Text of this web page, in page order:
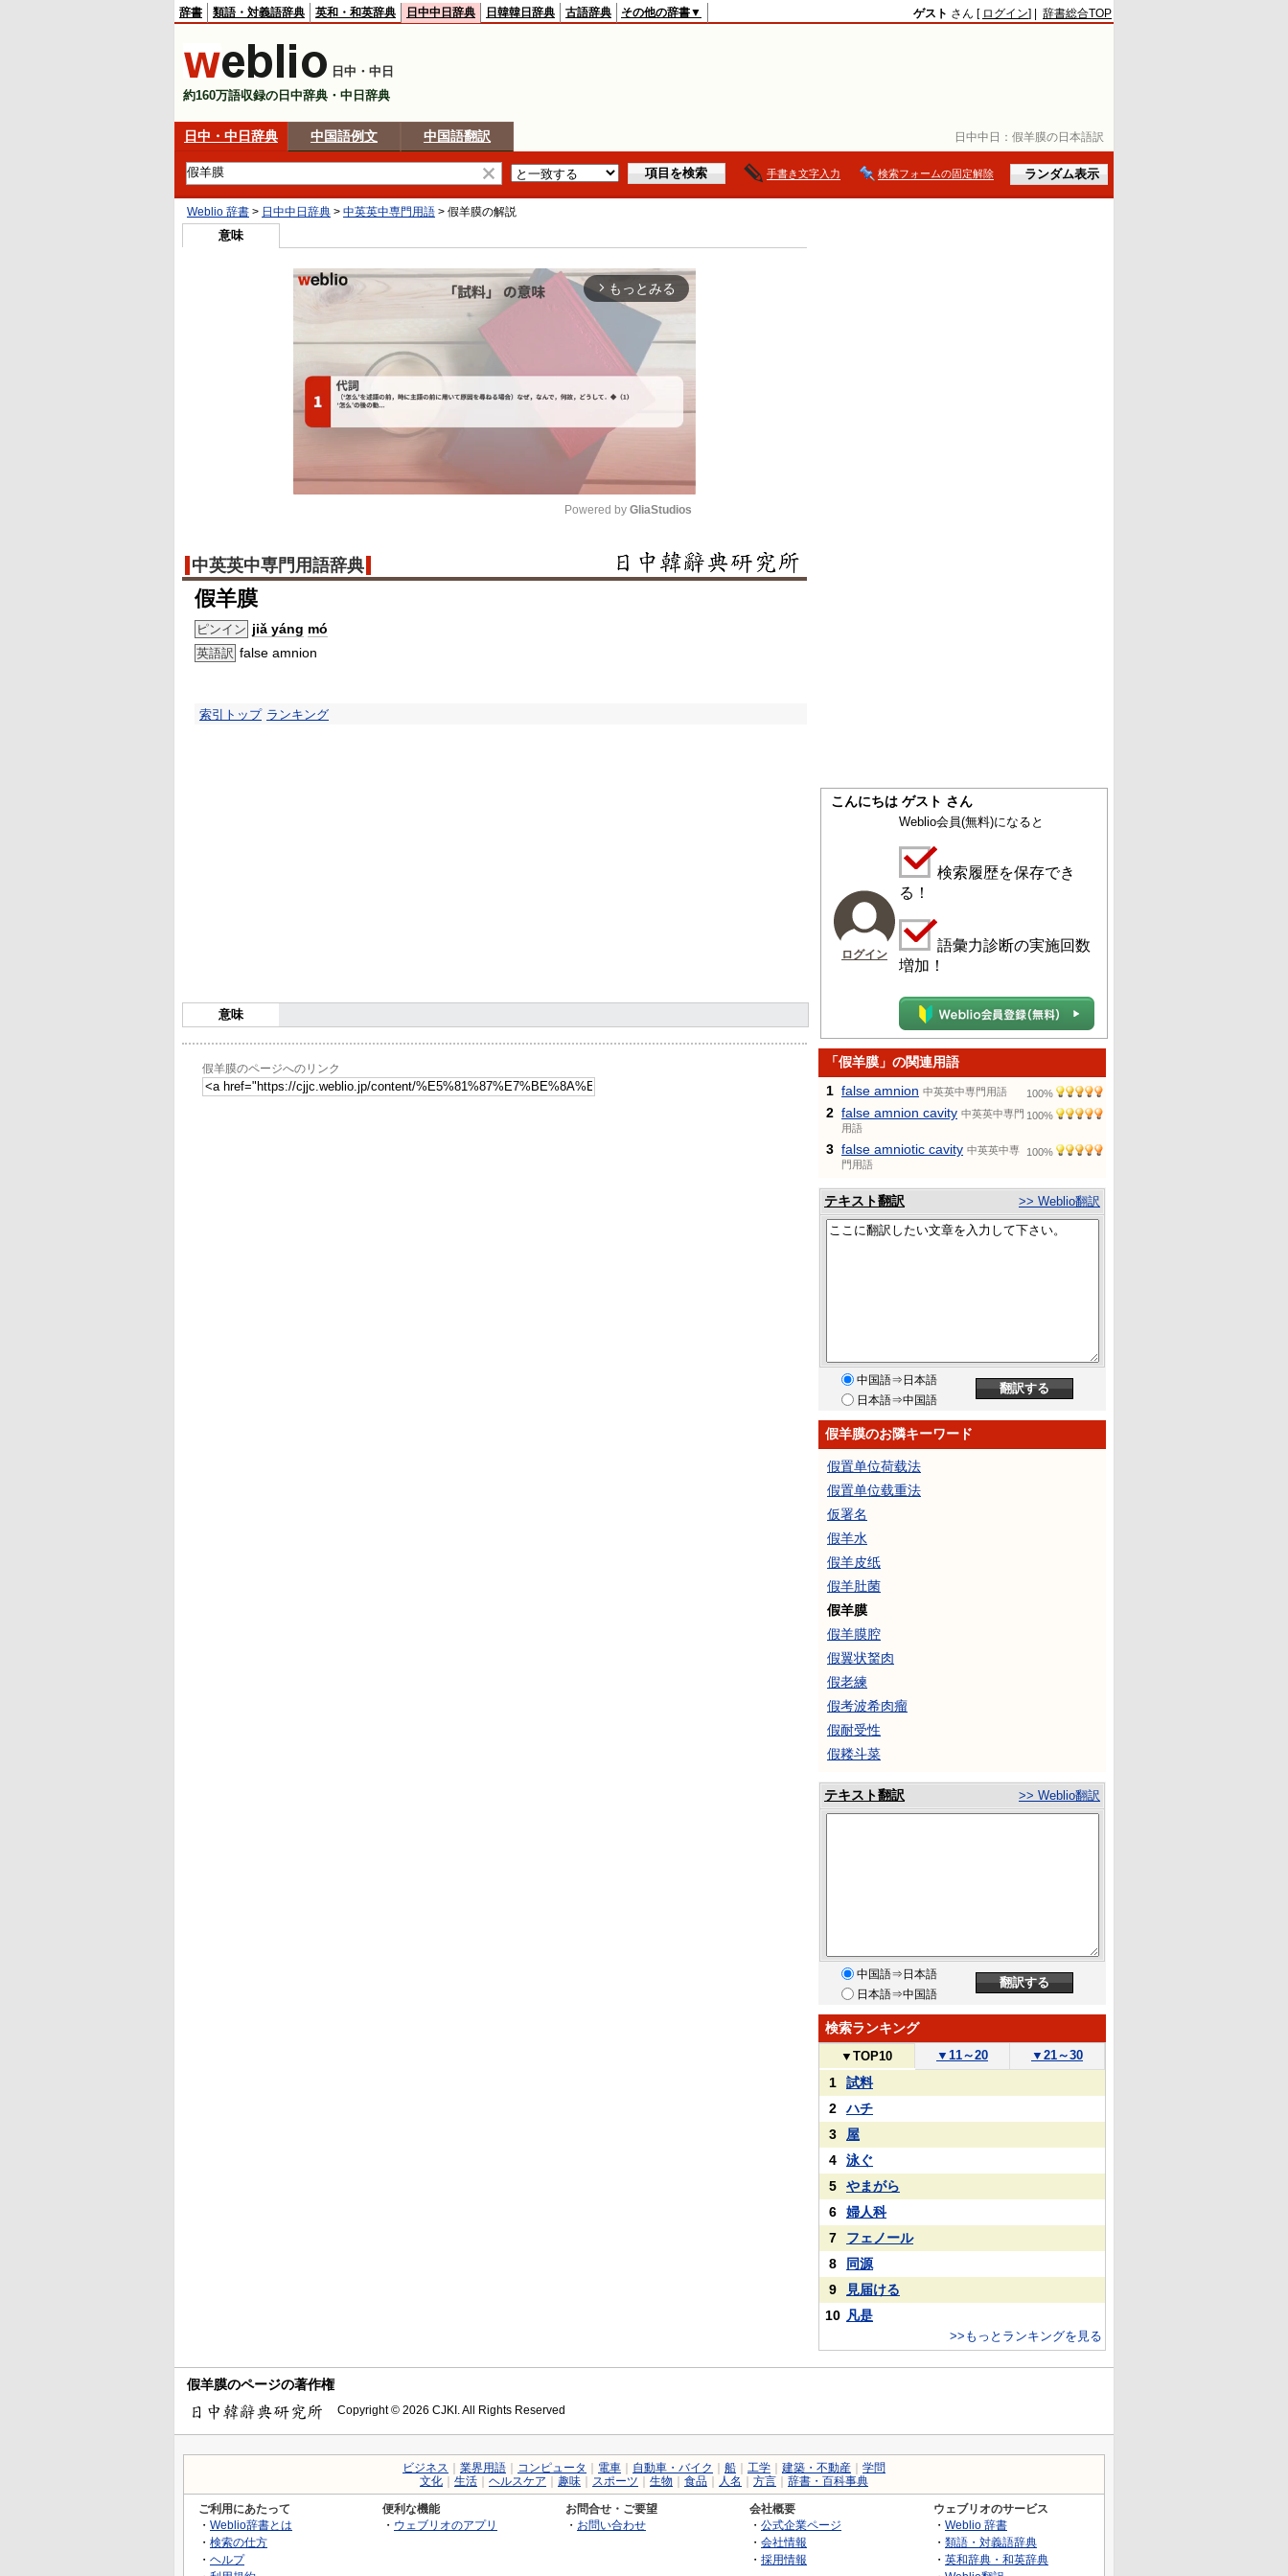
日中中日： 假羊膜の日本語訳
辞書 類語・対義語辞典 英和・和英辞典 日中中日辞典 日韓韓日辞典 古語辞典 その他の辞書▼ ゲスト さん [ ログイン] | 辞書総合TOP
日中・中日
約160万語収録の日中辞典・中日辞典
日中・中日辞典 中国語例文 中国語翻訳
手書き文字入力 検索フォームの固定解除
Weblio 辞書 > 日中中日辞典 > 中英英中専門用語 > 假羊膜の解説
意味
arrow_forward_ios もっとみる
Mute
Powered by GliaStudios
中英英中専門用語辞典
假羊膜
ピンイン jiǎ yáng mó
英語訳 false amnion
索引トップ ランキング
意味
假羊膜のページへのリンク
こんにちは ゲスト さん
ログイン
Weblio会員(無料)になると
検索履歴を保存でき
る！
語彙力診断の実施回数
増加！
「假羊膜」の関連用語
1 false amnion 中英英中専門用語 100%
2 false amnion cavity 中英英中専門
用語
100%
3 false amniotic cavity 中英英中専
門用語
100%
テキスト翻訳 >> Weblio翻訳
中国語⇒日本語
日本語⇒中国語
假羊膜のお隣キーワード
假置单位荷载法
假置单位载重法
仮署名
假羊水
假羊皮纸
假羊肚菌
假羊膜
假羊膜腔
假翼状胬肉
假老練
假考波希肉瘤
假耐受性
假耧斗菜
テキスト翻訳 >> Weblio翻訳
中国語⇒日本語
日本語⇒中国語
検索ランキング
▼ TOP10 ▼ 11～20 ▼ 21～30
1
試料
2
ハチ
3
屋
4
泳ぐ
5
やまがら
6
婦人科
7
フェノール
8
同源
9
見届ける
10 凡是
>>もっとランキングを見る
假羊膜のページの著作権
Copyright © 2026 CJKI. All Rights Reserved
ビジネス 業界用語 コンピュータ 電車 自動車・バイク 船 工学 建築・不動産
学問
文化
生活 ヘルスケア 趣味 スポーツ 生物 食品 人名 方言 辞書・百科事典
ご利用にあたって
・ Weblio辞書とは
・ 検索の仕方
・ ヘルプ
便利な機能
・ ウェブリオのアプリ
お問合せ・ご要望
・ お問い合わせ
会社概要
・ 公式企業ページ
・ 会社情報
・ 採用情報
ウェブリオのサービス
・ Weblio 辞書
・ 類語・対義語辞典
・ 英和辞典・和英辞典